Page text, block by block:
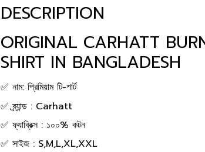
DESCRIPTION
ORIGINAL CARHATT
SHIRT IN BANGLADESH
✅ নাম: প্রিমিয়াম টি-শার্ট
✅ ব্র্যান্ড : Carhatt
✅ ফ্যাব্রিক্স : ১০০% কটন
✅ সাইজ : S,M,L,XL,XXL